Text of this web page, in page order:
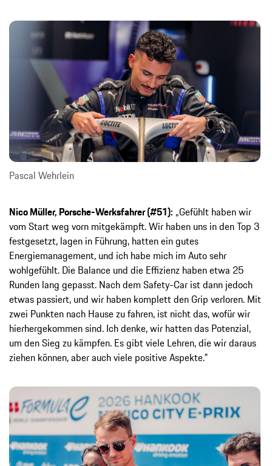
Pascal Wehrlein
Nico Müller, Porsche-Werksfahrer (#51): „Gefühlt haben wir
vom Start weg vorn mitgekämpft. Wir haben uns in den Top 3
festgesetzt, lagen in Führung, hatten ein gutes
Energiemanagement, und ich habe mich im Auto sehr
wohlgefühlt. Die Balance und die Effizienz haben etwa 25
Runden lang gepasst. Nach dem Safety-Car ist dann jedoch
etwas passiert, und wir haben komplett den Grip verloren. Mit
zwei Punkten nach Hause zu fahren, ist nicht das, wofür wir
hierhergekommen sind. Ich denke, wir hatten das Potenzial,
um den Sieg zu kämpfen. Es gibt viele Lehren, die wir daraus
ziehen können, aber auch viele positive Aspekte.‟